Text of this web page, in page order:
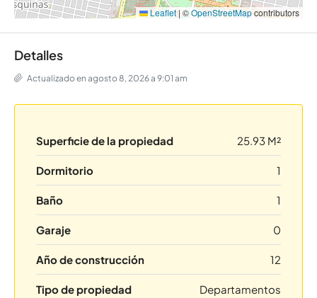
Leaflet |©OpenStreetMapcontributors
Detalles
Actualizado en agosto 8, 2026 a 9:01 am
Superficie de la propiedad 25.93 M²
Dormitorio 1
Baño 1
Garaje 0
Año de construcción 12
Tipo de propiedad Departamentos